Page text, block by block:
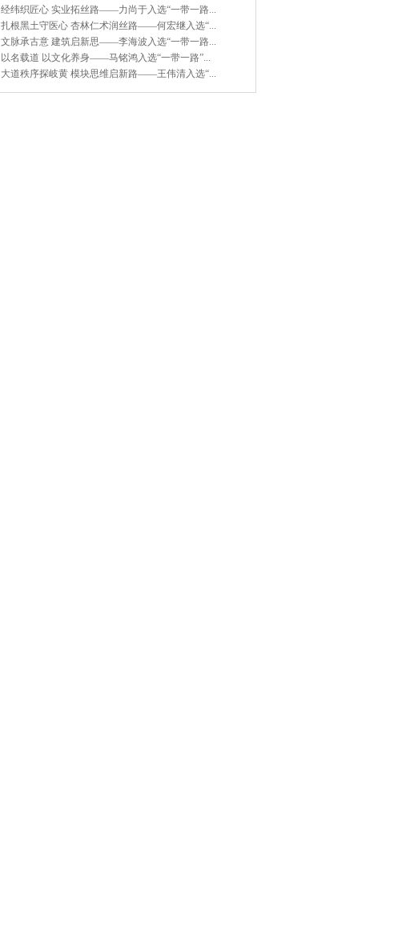
经纬织匠心 实业拓丝路——力尚于入选“一带一路...
扎根黑土守医心 杏林仁术润丝路——何宏继入选“...
文脉承古意 建筑启新思——李海波入选“一带一路...
以名载道 以文化养身——马铭鸿入选“一带一路”...
大道秩序探岐黄 模块思维启新路——王伟清入选“...